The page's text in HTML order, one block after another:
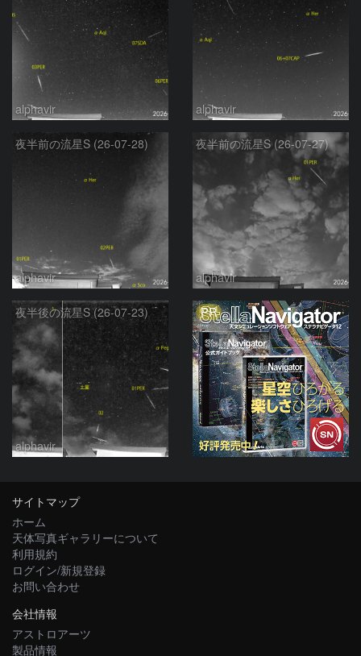
alphavir alphavir
夜半前の流星S (26-07-28)
alphavir
夜半前の流星S (26-07-27)
alphavir
夜半後の流星S (26-07-23)
alphavir
PR
サイトマップ
ホーム
天体写真ギャラリーについて
利用規約
ログイン/新規登録
お問い合わせ
会社情報
アストロアーツ
製品情報